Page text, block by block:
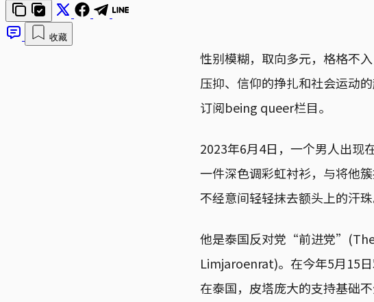
收藏
性别模糊，取向多元，格格不
压抑、信仰的挣扎和社会运动
订阅being queer栏目。
2023年6月4日，一个男人出现
一件深色调彩虹衬衫，与将他
不经意间轻轻抹去额头上的汗珠
他是泰国反对党“前进党
Limjaroenrat)。在今年5月15
在泰国，皮塔庞大的支持基础